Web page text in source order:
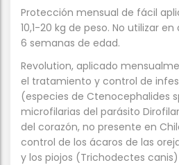
Protección mensual de fácil
10,1-20 kg de peso. No utilizar
6 semanas de edad.
Revolution, aplicado
el tratamiento y control de
(especies de Ctenocephalides
microfilarias del parásito
del corazón, no presente en
control de los ácaros de las
y los piojos (Trichodectes